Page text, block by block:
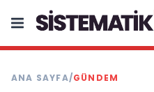
ANA SAYFA/GÜNDEM